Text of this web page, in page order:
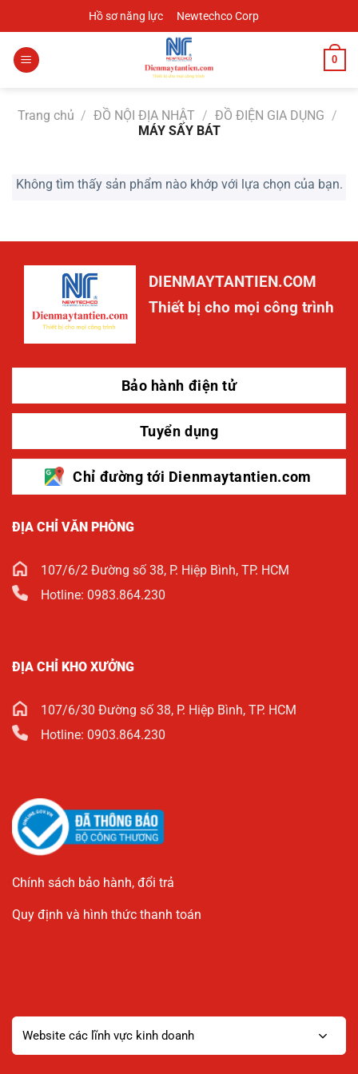
đến
nội
dung
Hồ sơ năng lực Newtechco Corp
0
Trang chủ / ĐỒ NỘI ĐỊA NHẬT / ĐỒ ĐIỆN GIA DỤNG /
MÁY SẤY BÁT
Không tìm thấy sản phẩm nào khớp với lựa chọn của bạn.
DIENMAYTANTIEN.COM
Thiết bị cho mọi công trình
Bảo hành điện tử
Tuyển dụng
Chỉ đường tới Dienmaytantien.com
ĐỊA CHỈ VĂN PHÒNG
107/6/2 Đường số 38, P. Hiệp Bình, TP. HCM
Hotline: 0983.864.230
ĐỊA CHỈ KHO XƯỞNG
107/6/30 Đường số 38, P. Hiệp Bình, TP. HCM
Hotline: 0903.864.230
Chính sách bảo hành, đổi trả
Quy định và hình thức thanh toán
Website các lĩnh vực kinh doanh